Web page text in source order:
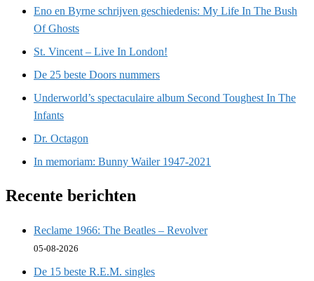
Eno en Byrne schrijven geschiedenis: My Life In The Bush
Of Ghosts
St. Vincent – Live In London!
De 25 beste Doors nummers
Underworld’s spectaculaire album Second Toughest In The
Infants
Dr. Octagon
In memoriam: Bunny Wailer 1947-2021
Recente berichten
Reclame 1966: The Beatles – Revolver
05-08-2026
De 15 beste R.E.M. singles